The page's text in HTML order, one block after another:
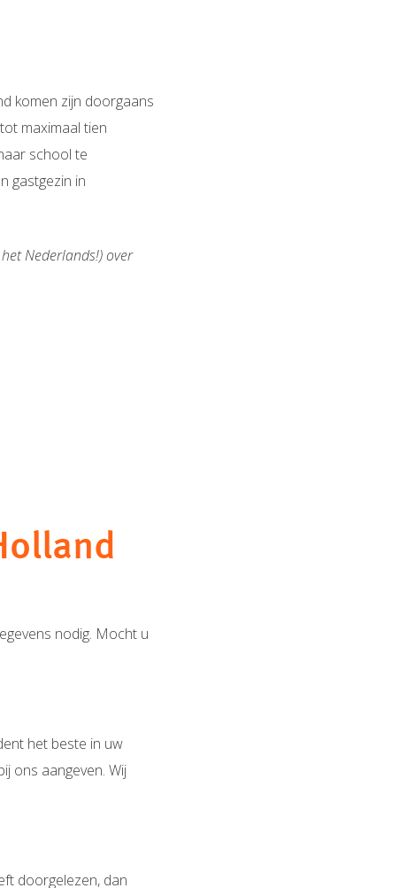
komen zijn doorgaans
maximaal tien
school te
gastgezin in
Nederlands!) over
nodig. Mocht u
het beste in uw
ons aangeven. Wij
doorgelezen, dan